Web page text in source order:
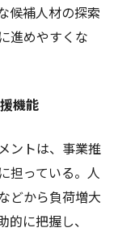
候補人材の探索
進めやすくな
機能
ントは、事業推
担っている。人
どから負荷増大
に把握し、